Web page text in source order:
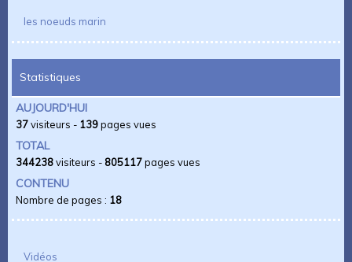
les noeuds marin
Statistiques
AUJOURD'HUI
37visiteurs - 139pages vues
TOTAL
344238visiteurs - 805117pages vues
CONTENU
Nombre de pages : 18
Vidéos